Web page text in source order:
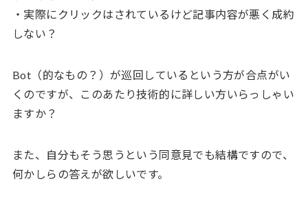
・実際にクリックはされているけど記事内容が悪く成約
しない？
Bot（的なもの？）が巡回しているという方が合点がい
くのですが、このあたり技術的に詳しい方いらっしゃい
ますか？
また、自分もそう思うという同意見でも結構ですので、
何かしらの答えが欲しいです。